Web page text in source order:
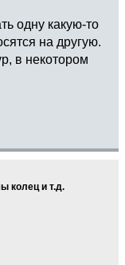
одну какую-то
на другую.
в некотором
колец и т.д.